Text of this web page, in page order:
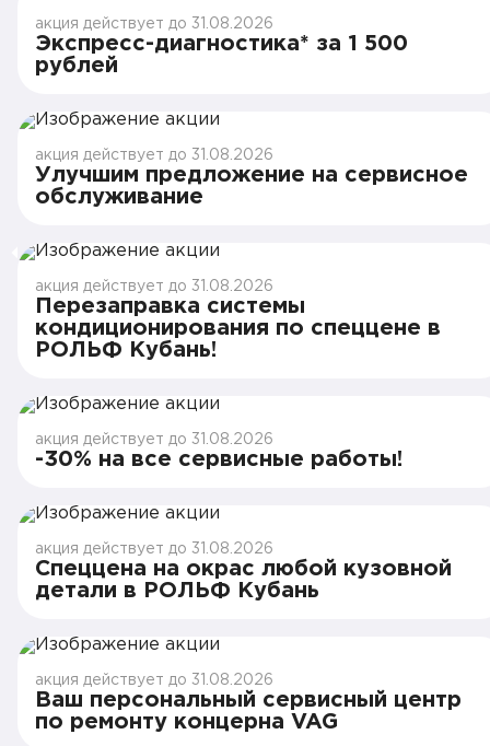
акция действует до 31.08.2026
Экспресс-диагностика* за 1 500
рублей
акция действует до 31.08.2026
Улучшим предложение на сервисное
обслуживание
акция действует до 31.08.2026
Перезаправка системы
кондиционирования по спеццене в
РОЛЬФ Кубань!
акция действует до 31.08.2026
-30% на все сервисные работы!
акция действует до 31.08.2026
Спеццена на окрас любой кузовной
детали в РОЛЬФ Кубань
акция действует до 31.08.2026
Ваш персональный сервисный центр
по ремонту концерна VAG